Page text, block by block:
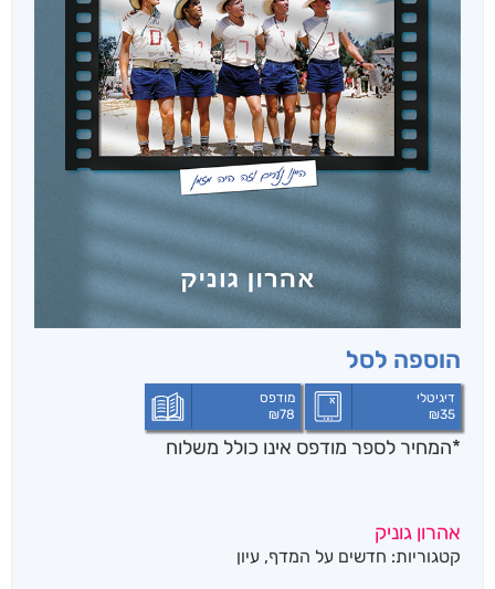
הוספה לסל
דיגיטלי
₪35
מודפס
₪78
*המחיר לספר מודפס אינו כולל משלוח
אהרון גוניק
קטגוריות: חדשים על המדף, עיון